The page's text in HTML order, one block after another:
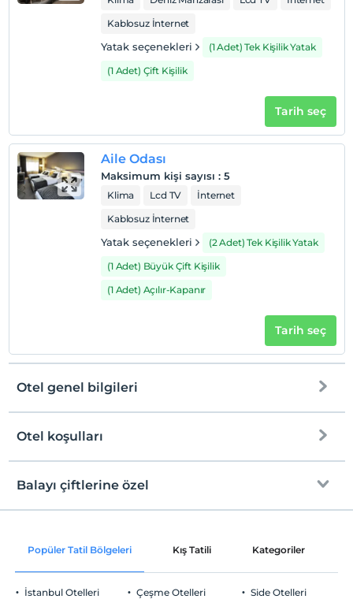
En erken saat 14:00 ve sonrası
En geç saat 12:00 ve öncesi
Sigara
Odalarda sigara içilmez
Çocuklar
2 yaşına kadar olan bebekler ücretsizdir.
Her bir oda için 6 yaşına kadar 1 çocuk ücretsizdir
Kablosuz İnternet
Yatak seçenekleri
(1 Adet) Tek Kişilik Yatak
(1 Adet) Çift Kişilik
Tarih seç
Aile Odası
Maksimum kişi sayısı : 5
Klima Lcd TV
İnternet
Kablosuz İnternet
Yatak seçenekleri
(2 Adet) Tek Kişilik Yatak
(1 Adet) Büyük Çift Kişilik
(1 Adet) Açılır-Kapanır
Tarih seç
Otel genel bilgileri
Ücretsiz Wi-fi
Otel koşulları
Check/in
En erken saat 14:00 ve sonrası
Check/out
Evcil Hayvan
Sigara
Balayı çiftlerine özel
Müsaitliğe göre bir üst sınıf odaya upgrade
Gül yaprakları ile süsleme
Popüler Tatil Bölgeleri Kış Tatili Kategoriler
İstanbul Otelleri Çeşme Otelleri Side Otelleri